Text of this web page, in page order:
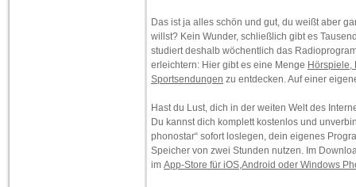
Das ist ja alles schön und gut, du weißt aber
willst? Kein Wunder, schließlich gibt es
studiert deshalb wöchentlich das
erleichtern: Hier gibt es eine Menge Hörspiele,
Sportsendungen zu entdecken. Auf einer
Hast du Lust, dich in der weiten Welt des
Du kannst dich komplett kostenlos und
phonostar“ sofort loslegen, dein eigenes
Speicher von zwei Stunden nutzen. Im
im App-Store für iOS,Android oder Windows